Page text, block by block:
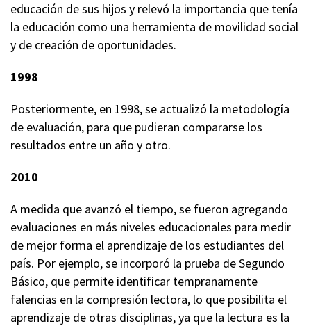
educación de sus hijos y relevó la importancia que tenía
la educación como una herramienta de movilidad social
y de creación de oportunidades.
1998
Posteriormente, en 1998, se actualizó la metodología
de evaluación, para que pudieran compararse los
resultados entre un año y otro.
2010
A medida que avanzó el tiempo, se fueron agregando
evaluaciones en más niveles educacionales para medir
de mejor forma el aprendizaje de los estudiantes del
país. Por ejemplo, se incorporó la prueba de Segundo
Básico, que permite identificar tempranamente
falencias en la compresión lectora, lo que posibilita el
aprendizaje de otras disciplinas, ya que la lectura es la